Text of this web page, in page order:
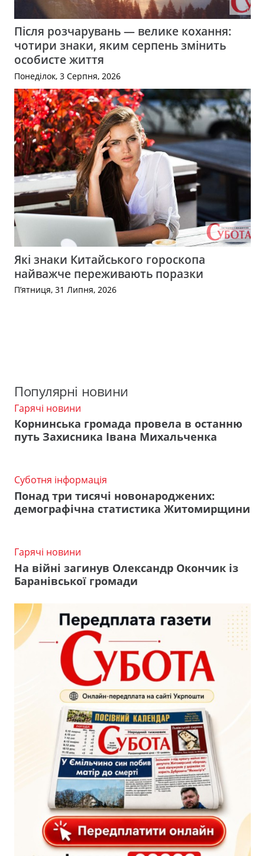
Після розчарувань — велике кохання:
чотири знаки, яким серпень змінить
особисте життя
Понеділок, 3 Серпня, 2026
Які знаки Китайського гороскопа
найважче переживають поразки
П’ятниця, 31 Липня, 2026
Популярні новини
Гарячі новини
Корнинська громада провела в останню
путь Захисника Івана Михальченка
Суботня інформація
Понад три тисячі новонароджених:
демографічна статистика Житомирщини
Гарячі новини
На війні загинув Олександр Окончик із
Баранівської громади